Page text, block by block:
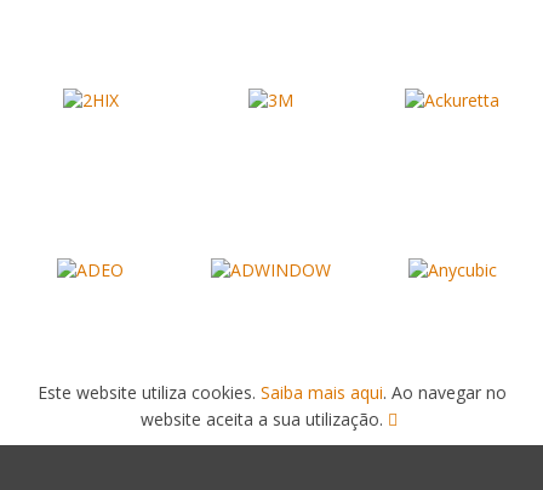
Este website utiliza cookies. Saiba mais aqui. Ao navegar no
website aceita a sua utilização.